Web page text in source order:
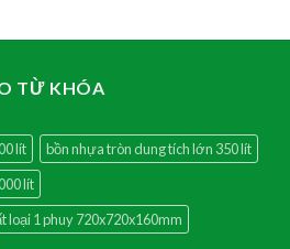
TỪ KHÓA
lít
bồn nhựa tròn dung tích lớn 350 lít
lít
loại 1 phuy 720x720x160mm